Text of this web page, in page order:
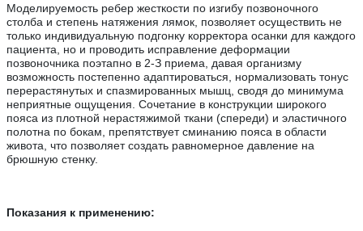
Моделируемость ребер жесткости по изгибу позвоночного
столба и степень натяжения лямок, позволяет осуществить не
только индивидуальную подгонку корректора осанки для каждого
пациента, но и проводить исправление деформации
позвоночника поэтапно в 2-З приема, давая организму
возможность постепенно адаптироваться, нормализовать тонус
перерастянутых и спазмированных мышц, сводя до минимума
неприятные ощущения. Сочетание в конструкции широкого
пояса из плотной нерастяжимой ткани (спереди) и эластичного
полотна по бокам, препятствует сминанию пояса в области
живота, что позволяет создать равномерное давление на
брюшную стенку.
Показания к применению: